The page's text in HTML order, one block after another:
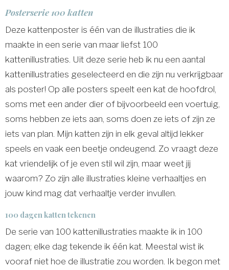
Posterserie 100 katten
Deze kattenposter is één van de illustraties die ik
maakte in een serie van maar liefst 100
kattenillustraties. Uit deze serie heb ik nu een aantal
kattenillustraties geselecteerd en die zijn nu verkrijgbaar
als poster! Op alle posters speelt een kat de hoofdrol,
soms met een ander dier of bijvoorbeeld een voertuig,
soms hebben ze iets aan, soms doen ze iets of zijn ze
iets van plan. Mijn katten zijn in elk geval altijd lekker
speels en vaak een beetje ondeugend. Zo vraagt deze
kat vriendelijk of je even stil wil zijn, maar weet jij
waarom? Zo zijn alle illustraties kleine verhaaltjes en
jouw kind mag dat verhaaltje verder invullen.
100 dagen katten tekenen
De serie van 100 kattenillustraties maakte ik in 100
dagen; elke dag tekende ik één kat. Meestal wist ik
vooraf niet hoe de illustratie zou worden. Ik begon met